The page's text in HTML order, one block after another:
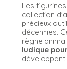
Les
collection
précieux
décennies.
règne
ludique